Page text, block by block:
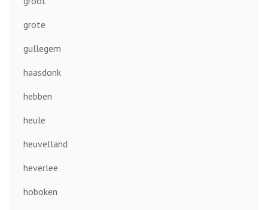
grote
gullegem
haasdonk
hebben
heule
heuvelland
heverlee
hoboken